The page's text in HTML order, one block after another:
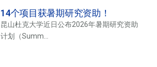
14个项目获暑期研究资助！
昆山杜克大学近日公布2026年暑期研究资助
计划（Summ...